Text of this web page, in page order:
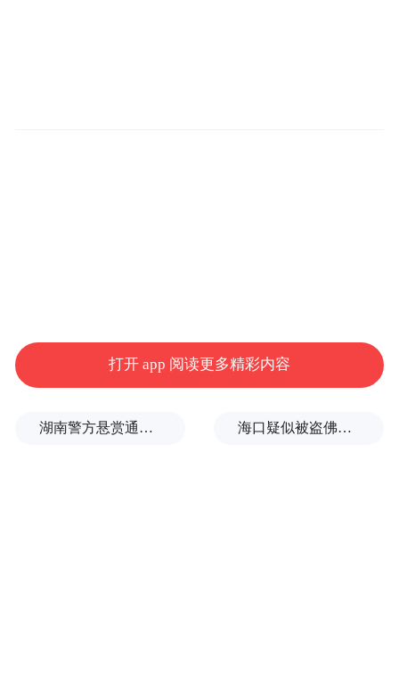
出“外公，我是亮亮”的台词，令全场工作人
员动容。“他完全理解角色在失忆与亲情间的
撕裂感，这种共情能力远超年龄。”李子剑感
打开 app 阅读更多精彩内容
湖南警方悬赏通缉27岁卖淫集团主犯、39岁毒品犯罪集团主犯 海口疑似被盗佛像已搬离北京观复博物馆？馆方回应